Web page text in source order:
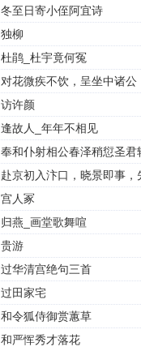
乔。 （唐·杜牧·赤壁
冬至日寄小侄阿宜诗
独柳
杜鹃_杜宇竟何冤
对花微疾不饮，呈坐中诸公
访许颜
逢故人_年年不相见
奉和仆射相公春泽稍愆圣君
雪忽降…成四韵
赴京初入汴口，晓景即事，
部李郎中
宫人冢
归燕_画堂歌舞喧
贵游
过华清宫绝句三首
过田家宅
和令狐侍御赏蕙草
和严恽秀才落花